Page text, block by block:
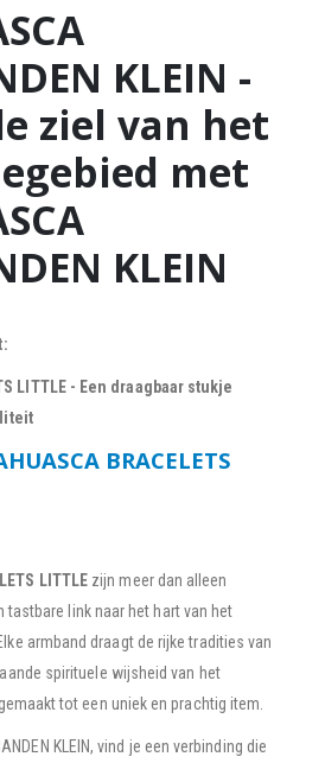
KLEIN -
ziel van het
met
KLEIN
LITTLE - Een draagbaar stukje
BRACELETS
LITTLE zijn meer dan alleen
tastbare link naar het hart van het
armband draagt de rijke tradities van
spirituele wijsheid van het
tot een uniek en prachtig item.
KLEIN, vind je een verbinding die